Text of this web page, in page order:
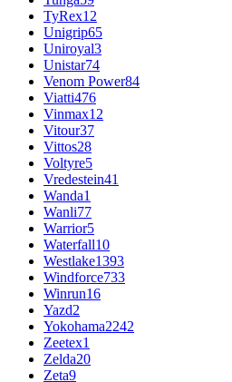
TyRex12
Unigrip65
Uniroyal3
Unistar74
Venom Power84
Viatti476
Vinmax12
Vitour37
Vittos28
Voltyre5
Vredestein41
Wanda1
Wanli77
Warrior5
Waterfall10
Westlake1393
Windforce733
Winrun16
Yazd2
Yokohama2242
Zeetex1
Zelda20
Zeta9